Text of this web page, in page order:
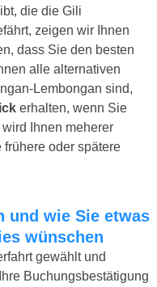
die die Gili
zeigen wir Ihnen
dass Sie den besten
alle alternativen
Lembongan sind,
erhalten, wenn Sie
Ihnen meherer
oder spätere
wünschen
gewählt und
Buchungsbestätigung